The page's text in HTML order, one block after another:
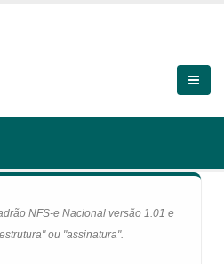
NFS-e Nacional versão 1.01 e
ou "assinatura".